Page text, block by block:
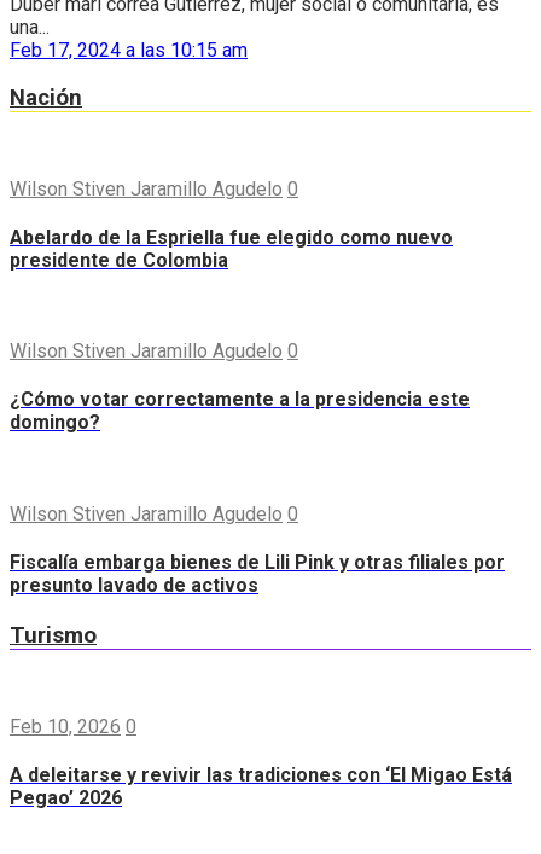
una...
Feb 17, 2024 a las 10:15 am
Nación
Wilson Stiven Jaramillo Agudelo 0
Abelardo de la Espriella fue elegido como nuevo
presidente de Colombia
Wilson Stiven Jaramillo Agudelo 0
¿Cómo votar correctamente a la presidencia este
domingo?
Wilson Stiven Jaramillo Agudelo 0
Fiscalía embarga bienes de Lili Pink y otras filiales por
presunto lavado de activos
Turismo
Feb 10, 2026 0
A deleitarse y revivir las tradiciones con ‘El Migao Está
Pegao’ 2026